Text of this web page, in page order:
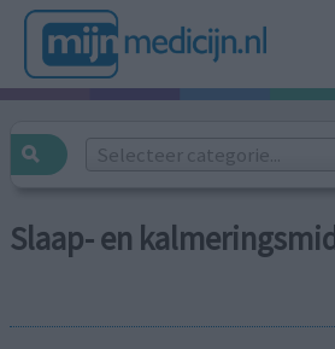
Selecteer categorie...
Slaap- en